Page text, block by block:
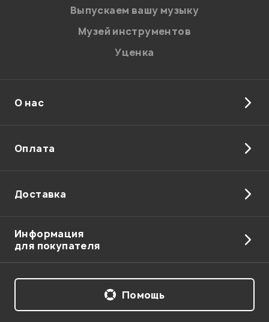
Введите проверочное число:
Отправить
Выпускаем вашу музыку
Музей инструментов
Уценка
О нас
Оплата
Доставка
Информация
для покупателя
Помощь